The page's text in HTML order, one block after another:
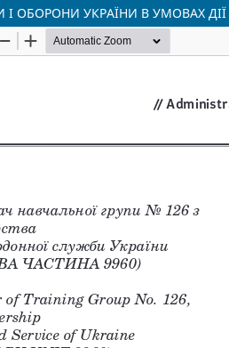
ОБОРОНИ УКРАЇНИ В УМОВАХ